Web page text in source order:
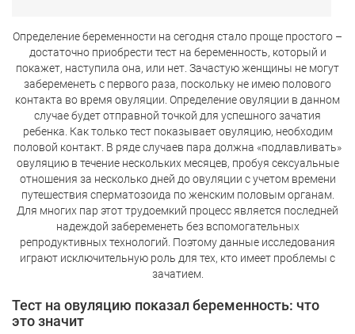
Определение беременности на сегодня стало проще простого –
достаточно приобрести тест на беременность, который и
покажет, наступила она, или нет. Зачастую женщины не могут
забеременеть с первого раза, поскольку не имею полового
контакта во время овуляции. Определение овуляции в данном
случае будет отправной точкой для успешного зачатия
ребенка. Как только тест показывает овуляцию, необходим
половой контакт. В ряде случаев пара должна «подлавливать»
овуляцию в течение нескольких месяцев, пробуя сексуальные
отношения за несколько дней до овуляции с учетом времени
путешествия сперматозоида по женским половым органам.
Для многих пар этот трудоемкий процесс является последней
надеждой забеременеть без вспомогательных
репродуктивных технологий. Поэтому данные исследования
играют исключительную роль для тех, кто имеет проблемы с
зачатием.
Тест на овуляцию показал беременность: что
это значит